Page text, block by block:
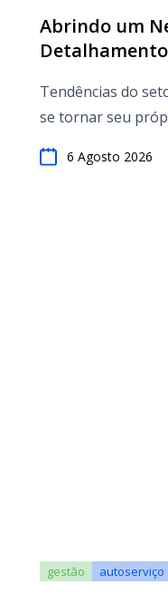
Abrindo um
Tendências do
se tornar seu
6 Agosto 2026
gestão autoserviço